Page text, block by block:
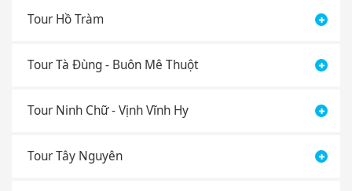
Tour Hồ Tràm
Tour Tà Đùng - Buôn Mê Thuột
Tour Ninh Chữ - Vịnh Vĩnh Hy
Tour Tây Nguyên